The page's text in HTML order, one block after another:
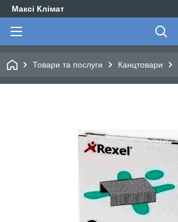
Максі Клімат
Товари та послуги Канцтовари